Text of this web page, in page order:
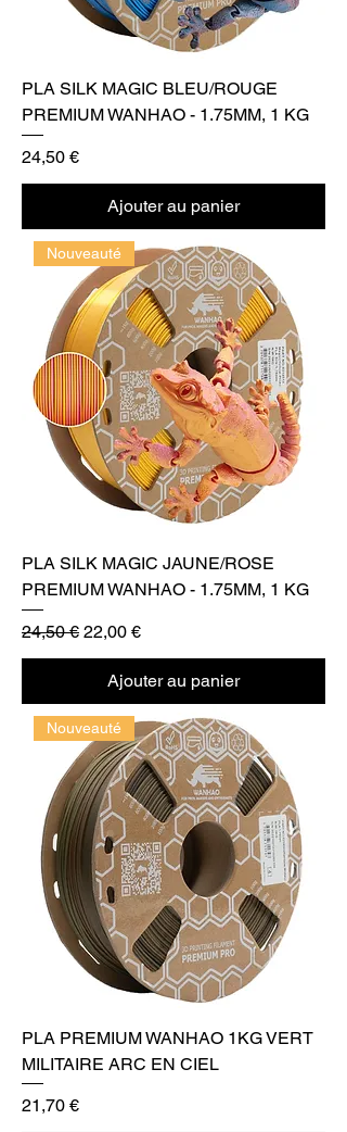
PLA SILK MAGIC BLEU/ROUGE
PREMIUM WANHAO - 1.75MM, 1 KG
Prix
24,50 €
Ajouter au panier
Nouveauté
PLA SILK MAGIC JAUNE/ROSE
PREMIUM WANHAO - 1.75MM, 1 KG
Prix original
24,50 € Prix promotionnel
22,00 €
Ajouter au panier
Nouveauté
PLA PREMIUM WANHAO 1KG VERT
MILITAIRE ARC EN CIEL
Prix
21,70 €